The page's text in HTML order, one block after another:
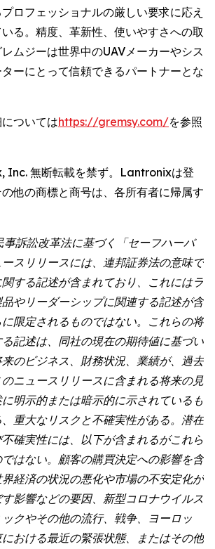
ロフェッショナルの厳しい要求に応え
る。精度、革新性、使いやすさへの取
ムジーは世界中のUAVメーカーやシス
ーにとって信頼できるパートナーとな
ついてはhttps://gremsy.com/を参照
無断転載を禁ず。Lantronixは登
他の商標と商号は、各所有者に帰属す
事訴訟改革法に基づく「セーフハーバ
スリリースには、連邦証券法の意味で
する記述が含まれており、これにはラ
やリーダーシップに関連する記述が含
限定されるものではない。これらの将
記述は、同社の現在の期待値に基づい
のビジネス、財務状況、業績が、過去
ニュースリリースに含まれる将来の見
明示的または暗示的に示されているも
重大なリスクと不確実性がある。潜在
確実性には、以下が含まれるがこれら
はない。顧客の購買決定への影響を含
経済の状況の悪化や市場の不安定化が
影響などの要因、新型コロナウイルス
クやその他の流行、戦争、ヨーロッ
おける最近の緊張状態、またはその他